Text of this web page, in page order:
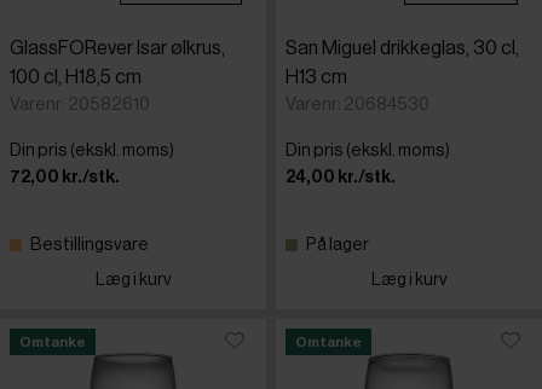
GlassFORever Isar ølkrus,
100 cl, H18,5 cm
Varenr: 20582610
Din pris (ekskl. moms)
72,00 kr./stk.
Bestillingsvare
Læg i kurv
San Miguel drikkeglas, 30 cl,
H13 cm
Varenr: 20684530
Din pris (ekskl. moms)
24,00 kr./stk.
På lager
Læg i kurv
Omtanke Omtanke